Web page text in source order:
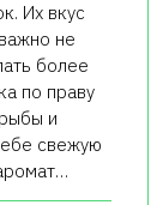
Их вкус
не
более
по праву
и
свежую